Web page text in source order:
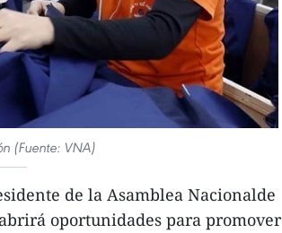
(Fuente: VNA)
de la Asamblea Nacionalde
oportunidades para promover